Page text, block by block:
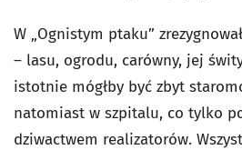
W „Ognistym ptaku”
– lasu, ogrodu, carówny, jej
istotnie mógłby być zbyt
natomiast w szpitalu, co tylko
dziwactwem realizatorów.